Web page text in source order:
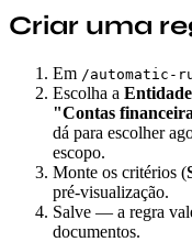
Criar uma
Em /automatic-
Escolha a Entidade
"Contas
dá para escolher
escopo.
Monte os critérios (
pré-visualização.
Salve — a regra
documentos.